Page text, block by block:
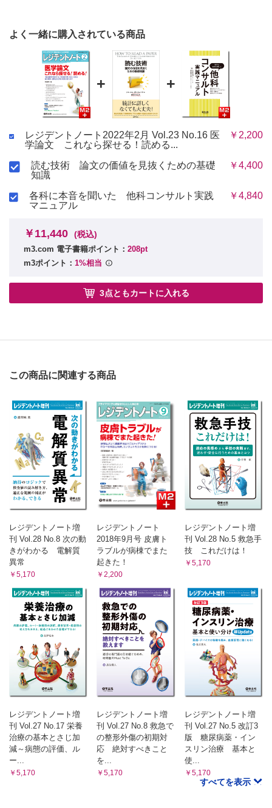
よく一緒に購入されている商品
+ +
レジデントノート2022年2月 Vol.23 No.16 医
学論文 これなら探せる！読める...
￥2,200
読む技術 論文の価値を見抜くための基礎
知識
￥4,400
各科に本音を聞いた 他科コンサルト実践
マニュアル
￥4,840
￥11,440 (税込)
m3.com 電子書籍ポイント： 208pt
m3ポイント： 1%相当
3点ともカートに入れる
この商品に関連する商品
レジデントノート増
刊 Vol.28 No.8 次の動
きがわかる 電解質
異常
￥5,170
レジデントノート
2018年9月号 皮膚ト
ラブルが病棟でまた
起きた！
￥2,200
レジデントノート増
刊 Vol.28 No.5 救急手
技 これだけは！
￥5,170
レジデントノート増
刊 Vol.27 No.17 栄養
治療の基本とさじ加
減～病態の評価、ル
ー...
￥5,170
レジデントノート増
刊 Vol.27 No.8 救急で
の整形外傷の初期対
応 絶対すべきこと
を...
￥5,170
レジデントノート増
刊 Vol.27 No.5 改訂3
版 糖尿病薬・イン
スリン治療 基本と
使...
￥5,170
すべてを表示